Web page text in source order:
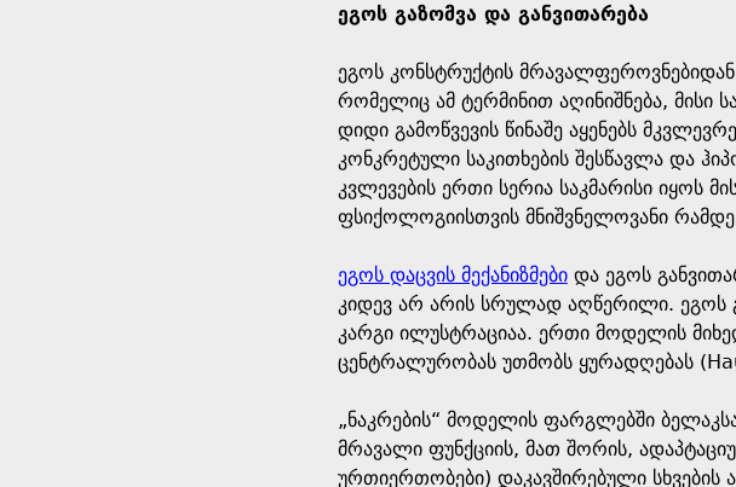
ეგოს გაზომვა და განვითარება
ეგოს კონსტრუქტის
რომელიც ამ ტერმინით აღინიშნება, მისი
დიდი გამოწვევის წინაშე აყენებს
კონკრეტული საკითხების შესწავლა და
კვლევების ერთი სერია საკმარისი იყოს
ფსიქოლოგიისთვის მნიშვნელოვანი
ეგოს დაცვის მექანიზმებიდა ეგოს
კიდევ არ არის სრულად აღწერილი. ეგოს
კარგი ილუსტრაციაა. ერთი მოდელის
ცენტრალურობას უთმობს ყურადღებას
„ნაკრების“ მოდელის ფარგლებში
მრავალი ფუნქციის, მათ შორის,
ურთიერთობები) დაკავშირებული სხვების